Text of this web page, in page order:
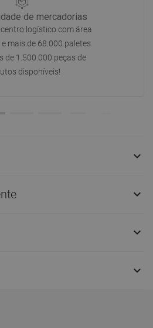
de mercadorias
logístico com área
e mais de 68.000 paletes
de 1.500.000 peças de
disponíveis!



